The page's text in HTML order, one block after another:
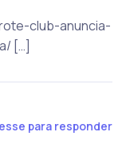
club-anuncia-
[…]
para responder